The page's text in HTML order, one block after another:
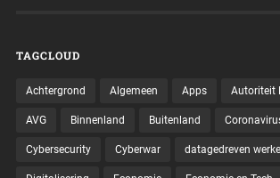
TAGCLOUD
Achtergrond Algemeen Apps Autoriteit
AVG Binnenland Buitenland
Cybersecurity Cyberwar datagedreven